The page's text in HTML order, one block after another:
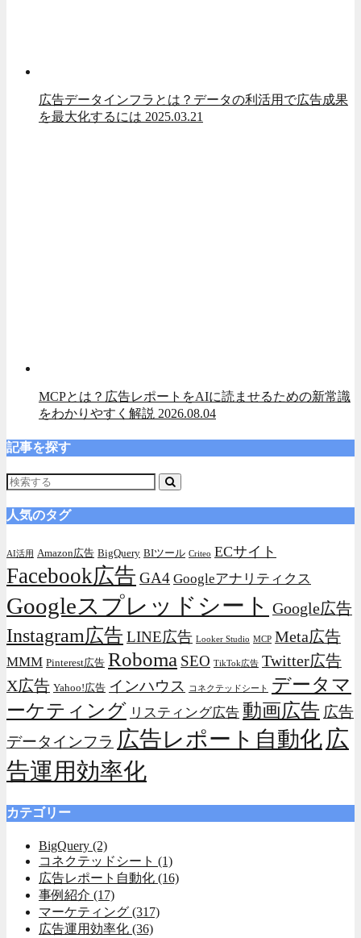
広告データインフラとは？データの利活用で広告成果
を最大化するには 2025.03.21
MCPとは？広告レポートをAIに読ませるための新常識
をわかりやすく解説 2026.08.04
記事を探す
人気のタグ
AI活用 Amazon広告 BigQuery BIツール Criteo ECサイト
Facebook広告 GA4 Googleアナリティクス
Googleスプレッドシート Google広告
Instagram広告 LINE広告 Looker Studio MCP Meta広告
MMM Pinterest広告 Roboma SEO TikTok広告 Twitter広告
X広告 Yahoo!広告 インハウス コネクテッドシート
データマ
ーケティング リスティング広告 動画広告 広告
データインフラ 広告レポート自動化 広
告運用効率化
カテゴリー
BigQuery (2)
コネクテッドシート (1)
広告レポート自動化 (16)
事例紹介 (17)
マーケティング (317)
広告運用効率化 (36)